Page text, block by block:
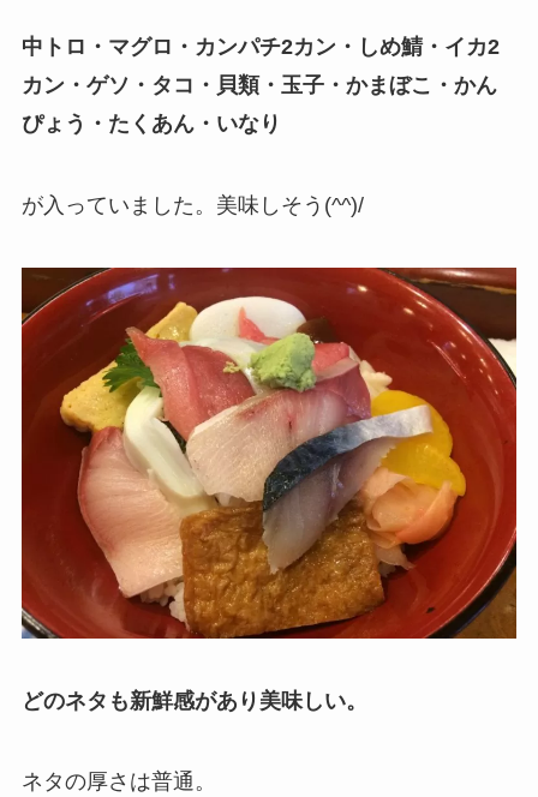
中トロ・マグロ・カンパチ2カン・しめ鯖・イカ2
カン・ゲソ・タコ・貝類・玉子・かまぼこ・かん
ぴょう・たくあん・いなり
が入っていました。美味しそう(^^)/
どのネタも新鮮感があり美味しい。
ネタの厚さは普通。